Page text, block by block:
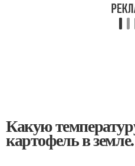
Какую
картофель в земле.